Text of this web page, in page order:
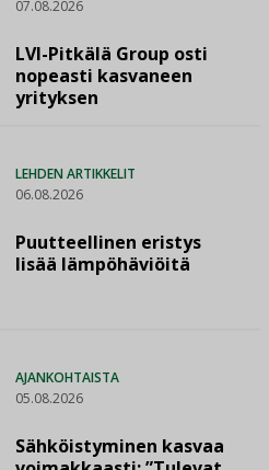
07.08.2026
LVI-Pitkälä Group osti
nopeasti kasvaneen
yrityksen
LEHDEN ARTIKKELIT
06.08.2026
Puutteellinen eristys
lisää lämpöhäviöitä
AJANKOHTAISTA
05.08.2026
Sähköistyminen kasvaa